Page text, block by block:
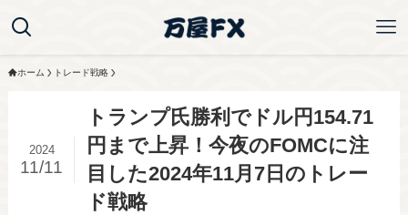
ホーム トレード戦略
トランプ氏勝利でドル円154.71
円まで上昇！今夜のFOMCに注
目した2024年11月7日のトレー
ド戦略
2024
11/11